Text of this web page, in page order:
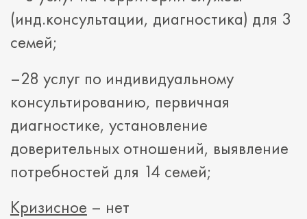
(инд.консультации, диагностика) для 3
семей;
–28 услуг по индивидуальному
консультированию, первичная
диагностике, установление
доверительных отношений, выявление
потребностей для 14 семей;
Кризисное – нет